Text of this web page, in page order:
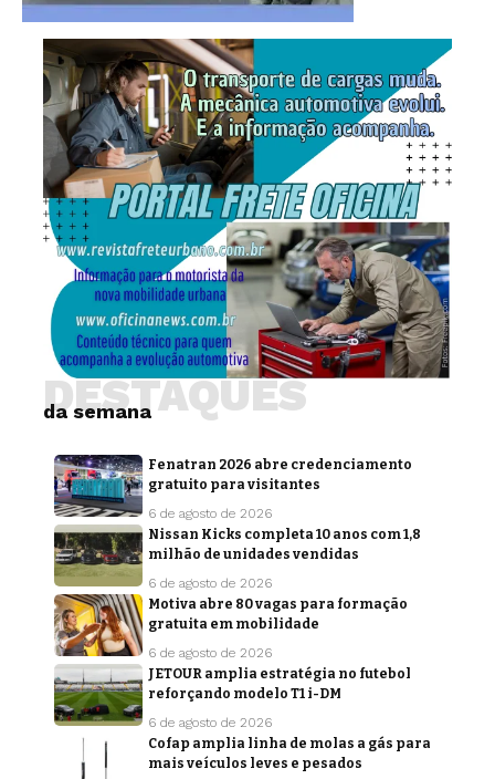
da semana
DESTAQUES
Fenatran 2026 abre credenciamento
gratuito para visitantes
6 de agosto de 2026
Nissan Kicks completa 10 anos com 1,8
milhão de unidades vendidas
6 de agosto de 2026
Motiva abre 80 vagas para formação
gratuita em mobilidade
6 de agosto de 2026
JETOUR amplia estratégia no futebol
reforçando modelo T1 i-DM
6 de agosto de 2026
Cofap amplia linha de molas a gás para
mais veículos leves e pesados